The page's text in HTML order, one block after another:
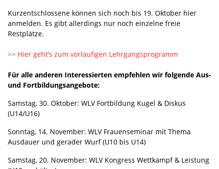
Kurzentschlossene können sich noch bis 19. Oktober hier
anmelden. Es gibt allerdings nur noch einzelne freie
Restplätze.
>> Hier geht’s zum vorläufigen Lehrgangsprogramm
Für alle anderen Interessierten empfehlen wir folgende Aus-
und Fortbildungsangebote:
Samstag, 30. Oktober: WLV Fortbildung Kugel & Diskus
(U14/U16)
Sonntag, 14. November: WLV Frauenseminar mit Thema
Ausdauer und gerader Wurf (U10 bis U14)
Samstag, 20. November: WLV Kongress Wettkampf & Leistung